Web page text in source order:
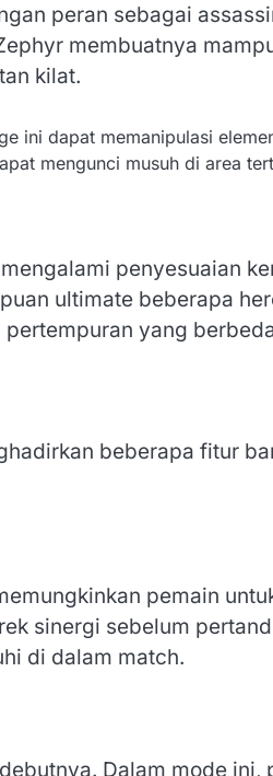
peran sebagai
membuatnya
kilat.
ini dapat memanipulasi
mengunci musuh di area
penyesuaian
ultimate beberapa
yang
beberapa fitur
pemain
sinergi sebelum
di dalam match.
Dalam mode